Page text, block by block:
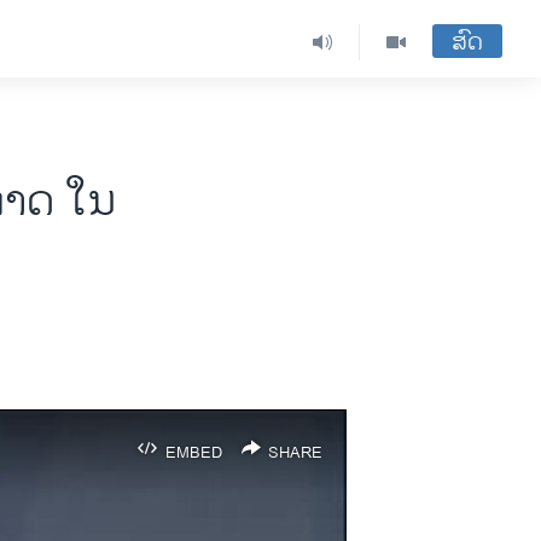
ສົດ
ດ ໃນ
EMBED SHARE